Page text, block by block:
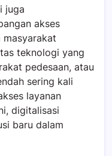
juga
akses
masyarakat
teknologi yang
pedesaan, atau
sering kali
layanan
digitalisasi
baru dalam